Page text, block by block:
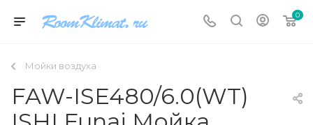
0
Мойки воздуха
FAW-ISE480/6.0(WT)